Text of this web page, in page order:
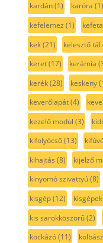
kardán(1) karóra (1)
kefelemez (1)
kek(21) kelesztő tál
keret(17) kerámia
kerék(28) keskeny
keverőlapát(4)
kezelő modul (3)
kifolyócső(13)
kihajtás (8) kijelző
kinyomó szivattyú(8)
kisgép(12) kisgépek
kis sarokköszörű(2)
kockázó(11)